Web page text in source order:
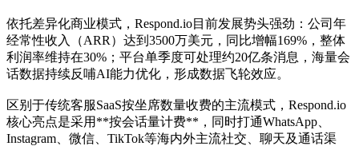
依托差异化商业模式，Respond.io目前发展势头强劲：公司年
经常性收入（ARR）达到3500万美元，同比增幅169%，整体
利润率维持在30%；平台单季度可处理约20亿条消息，海量会
话数据持续反哺AI能力优化，形成数据飞轮效应。
区别于传统客服SaaS按坐席数量收费的主流模式，Respond.io
核心亮点是采用**按会话量计费**，同时打通WhatsApp、
Instagram、微信、TikTok等海内外主流社交、聊天及通话渠